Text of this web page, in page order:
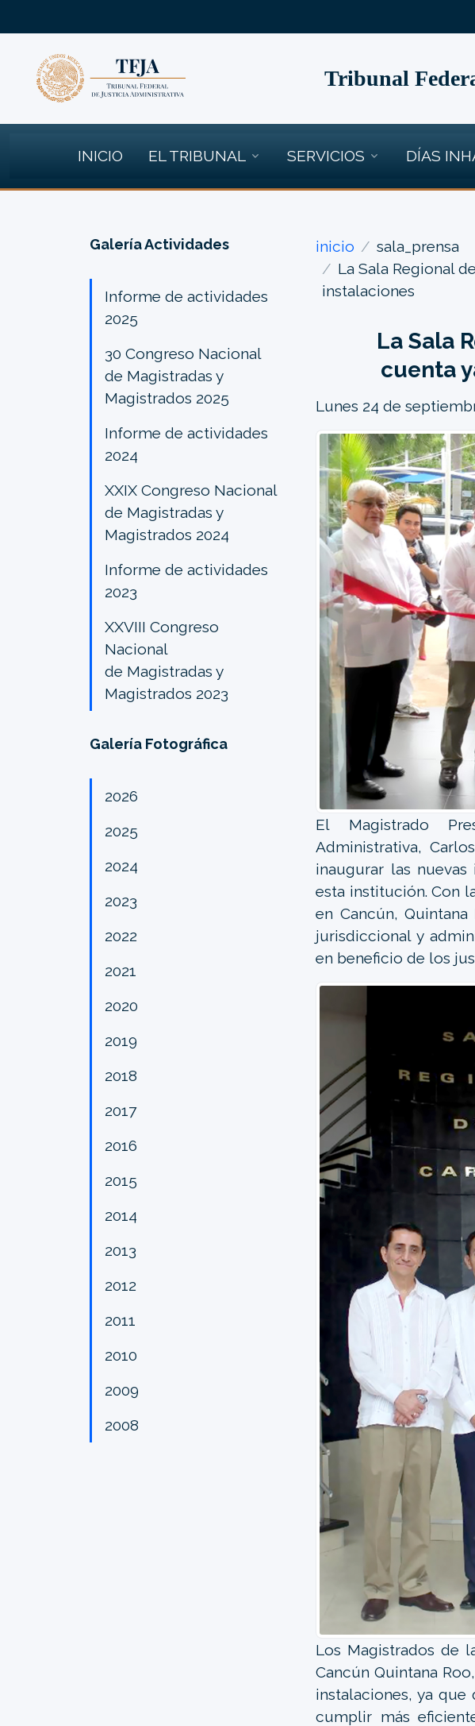
Tribunal
INICIO EL TRIBUNAL SERVICIOS DÍAS
Galería Actividades
Informe de actividades
2025
30 Congreso Nacional
de Magistradas y
Magistrados 2025
Informe de actividades
2024
XXIX Congreso Nacional
de Magistradas y
Magistrados 2024
Informe de actividades
2023
XXVIII Congreso
Nacional
de Magistradas y
Magistrados 2023
Galería Fotográfica
2026
2025
2024
2023
2022
2021
2020
2019
2018
2017
2016
2015
2014
2013
2012
2011
2010
2009
2008
inicio
sala_prensa
La Sala Regional
instalaciones
La Sala
cuenta
Lunes 24 de
El Magistrado
Administrativa,
inaugurar las
esta institución. Con
en Cancún,
jurisdiccional y
en beneficio de los
Los Magistrados de
Cancún Quintana
instalaciones, ya
cumplir más